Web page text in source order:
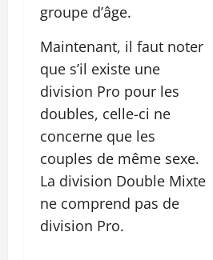
groupe d’âge.
Maintenant, il faut noter
que s’il existe une
division Pro pour les
doubles, celle-ci ne
concerne que les
couples de même sexe.
La division Double Mixte
ne comprend pas de
division Pro.